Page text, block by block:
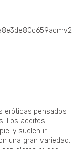
eróticas pensados
Los aceites
y suelen ir
una gran variedad.